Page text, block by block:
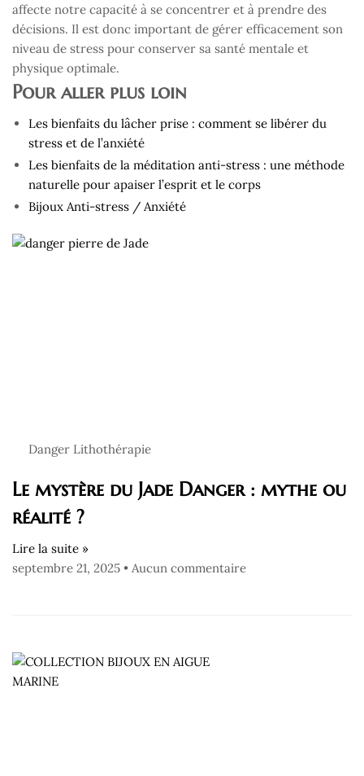
affecte notre capacité à se concentrer et à prendre des
décisions. Il est donc important de gérer efficacement son
niveau de stress pour conserver sa santé mentale et
physique optimale.
Pour aller plus loin
Les bienfaits du lâcher prise : comment se libérer du
stress et de l’anxiété
Les bienfaits de la méditation anti-stress : une méthode
naturelle pour apaiser l’esprit et le corps
Bijoux Anti-stress / Anxiété
Danger Lithothérapie
Le mystère du Jade Danger : mythe ou
réalité ?
Lire la suite »
septembre 21, 2025
Aucun commentaire